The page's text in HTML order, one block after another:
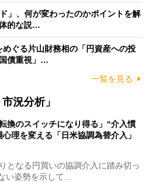
」、何が変わったのかポイントを解
的な説…
めぐる片山財務相の「円資産への投
債重視」…
一覧を見る
況分析」
換のスイッチになり得る」“介入慣
理を変える「日米協調為替介入」
となる円買いの協調介入に踏み切っ
い姿勢を示して…